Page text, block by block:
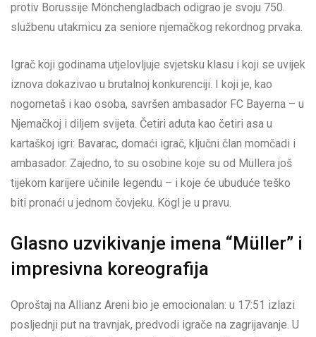
protiv Borussije Mönchengladbach odigrao je svoju 750.
službenu utakmicu za seniore njemačkog rekordnog prvaka.
Igrač koji godinama utjelovljuje svjetsku klasu i koji se uvijek
iznova dokazivao u brutalnoj konkurenciji. I koji je, kao
nogometaš i kao osoba, savršen ambasador FC Bayerna – u
Njemačkoj i diljem svijeta. Četiri aduta kao četiri asa u
kartaškoj igri: Bavarac, domaći igrač, ključni član momčadi i
ambasador. Zajedno, to su osobine koje su od Müllera još
tijekom karijere učinile legendu – i koje će ubuduće teško
biti pronaći u jednom čovjeku. Kögl je u pravu.
Glasno uzvikivanje imena “Müller” i
impresivna koreografija
Oproštaj na Allianz Areni bio je emocionalan: u 17:51 izlazi
posljednji put na travnjak, predvodi igrače na zagrijavanje. U